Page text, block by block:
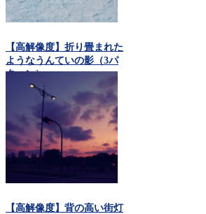
【高解像度】折り畳まれた
ようなうんていの影（3パ
ターン）
【高解像度】背の高い街灯